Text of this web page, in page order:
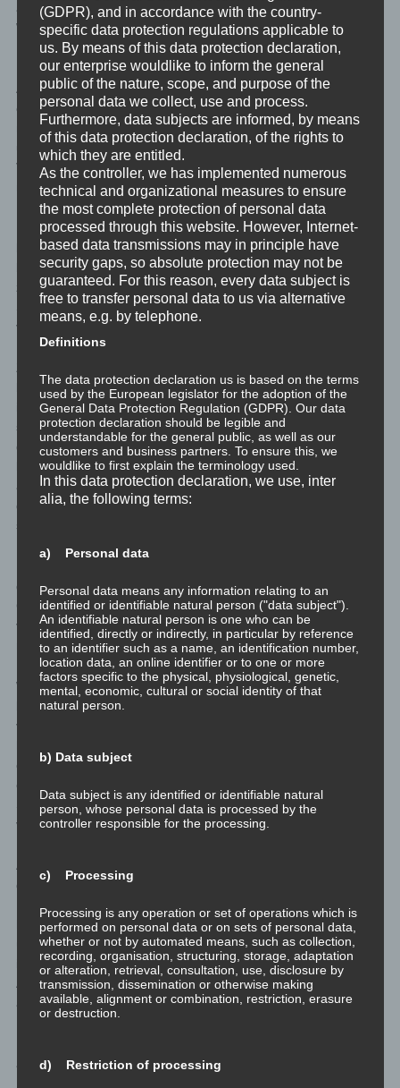
alles, das unsere Identifikationen im Ego zerstören würde.
Wertneutral, nicht gut, nicht böse. Einfach nur das was mit dem
Ego völlig unverträglich ist.
Als Beispiel: Ich identifiziere mich damit sehr empathisch und
einfühlsam zu sein? Aber alle anderen wissen genau, dass es
nur irgendwas, beispielsweise ein bisschen zu regnen, braucht
und ich bin alles außer empathisch und einfühlsam. Dieses
Verhalten in dem ich nicht empathisch und einfühlsam bin ist in
meinem Schatten, es ist nicht verträglich mit meinem Ego.
Dann gibt es den Archetypen des Selbst. Das ist alles was
bewusster oder unbewusster Verstand als zu sich selbst gehörig
begreift. Das ist natürlich sehr viel mehr als Ego und Schatten
zusammen. Denn der unbewusste Verstand versteht den
Schatten natürlich sehr genau. Nur darf das eben nie bis ins Ego
vordringen.
begreifen, ohne sich mit ihr zu identifizieren oder die Haarfarbe
in den Schatten zu drängen, weil sie mit irgendwas in Konflikt
steht. Ich habe halt dunkle Haare mit grauen Schläfen, das
gehört zu mir. Aber das bin nicht ich auf Identifikationsebene. Ich
könnte sie ja rot färben und wäre immer noch ich. Aber für
andere mag die Haarfarbe durchaus Teil des Ego sein. Oder die
grauen Schläfen könnten in den Schatten gedrängt werden, weil
sie einer Selbstidentfikation entgegenstehen.
dem bewussten Verstand kommt. Ich weiß das und kann mir
Gedanken darüber machen. So vieles anderes von mir selbst,
von meinem Selbst, ist unbewusst. Das Selbst ist also deutlich
mehr und deutlich größer als Ego und Schatten.
Wir sehen also, dass das Ego sich selbst auf eine Art und Weise
begreift, die manchmal mit anderen Menschen zumindest in
verschiedenen Kontexten zu Problemen führen könnte. Daher
eine eigene Rolle zu spielen, in der das der inneren Identifikation
entsprechende Verhalten maskiert und versteckt wird.
Stattdessen wird eben eine Rolle gespielt, die ein sozial
verträgliches Verhalten vorspielt.
Als Beispiel, weil es in so vielen Familien vorkommt: Der Vater,
der so oft nicht daheim bei der Familie ist. In Worten ist die
hat die Rolle, der sogenannte Archetyp Persona, noch nicht
übernommen zu maskieren, dass die Familie ihm nicht wichtig
ist. Alles andere ist real wichtiger. Das ist die einzige ehrliche
Aussage. An dieser Identifikationssache wird nichts etwas
ändern.
als wäre die Familie über Worte hinaus wichtig.
(GDPR), and in accordance with the country-
specific data protection regulations applicable to
us. By means of this data protection declaration,
our enterprise wouldlike to inform the general
public of the nature, scope, and purpose of the
personal data we collect, use and process.
Furthermore, data subjects are informed, by means
of this data protection declaration, of the rights to
which they are entitled.
As the controller, we has implemented numerous
technical and organizational measures to ensure
the most complete protection of personal data
processed through this website. However, Internet-
based data transmissions may in principle have
security gaps, so absolute protection may not be
guaranteed. For this reason, every data subject is
free to transfer personal data to us via alternative
means, e.g. by telephone.
Definitions
The data protection declaration us is based on the terms
used by the European legislator for the adoption of the
General Data Protection Regulation (GDPR). Our data
protection declaration should be legible and
understandable for the general public, as well as our
customers and business partners. To ensure this, we
wouldlike to first explain the terminology used.
In this data protection declaration, we use, inter
alia, the following terms:
a) Personal data
Personal data means any information relating to an
identified or identifiable natural person ("data subject").
An identifiable natural person is one who can be
identified, directly or indirectly, in particular by reference
to an identifier such as a name, an identification number,
location data, an online identifier or to one or more
factors specific to the physical, physiological, genetic,
mental, economic, cultural or social identity of that
natural person.
b) Data subject
Data subject is any identified or identifiable natural
person, whose personal data is processed by the
controller responsible for the processing.
c) Processing
Processing is any operation or set of operations which is
performed on personal data or on sets of personal data,
whether or not by automated means, such as collection,
recording, organisation, structuring, storage, adaptation
or alteration, retrieval, consultation, use, disclosure by
transmission, dissemination or otherwise making
available, alignment or combination, restriction, erasure
or destruction.
d) Restriction of processing